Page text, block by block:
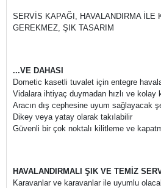
SERVİS KAPAĞI, HAVALANDIRMA İLE
GEREKMEZ, ŞIK TASARIM
...VE DAHASI
Dometic kasetli tuvalet için entegre
Vidalara ihtiyaç duymadan hızlı ve kolay
Aracın dış cephesine uyum sağlayacak
Dikey veya yatay olarak takılabilir
Güvenli bir çok noktalı kilitleme ve
HAVALANDIRMALI ŞIK VE TEMİZ
Karavanlar ve karavanlar ile uyumlu